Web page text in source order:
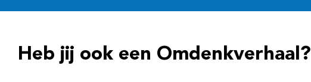
Heb jij ook een Omdenkverhaal?